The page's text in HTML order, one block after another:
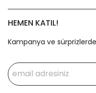
HEMEN KATIL!
Kampanya ve